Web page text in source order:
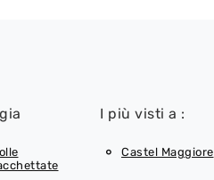
I più visti a :
Castel Maggiore